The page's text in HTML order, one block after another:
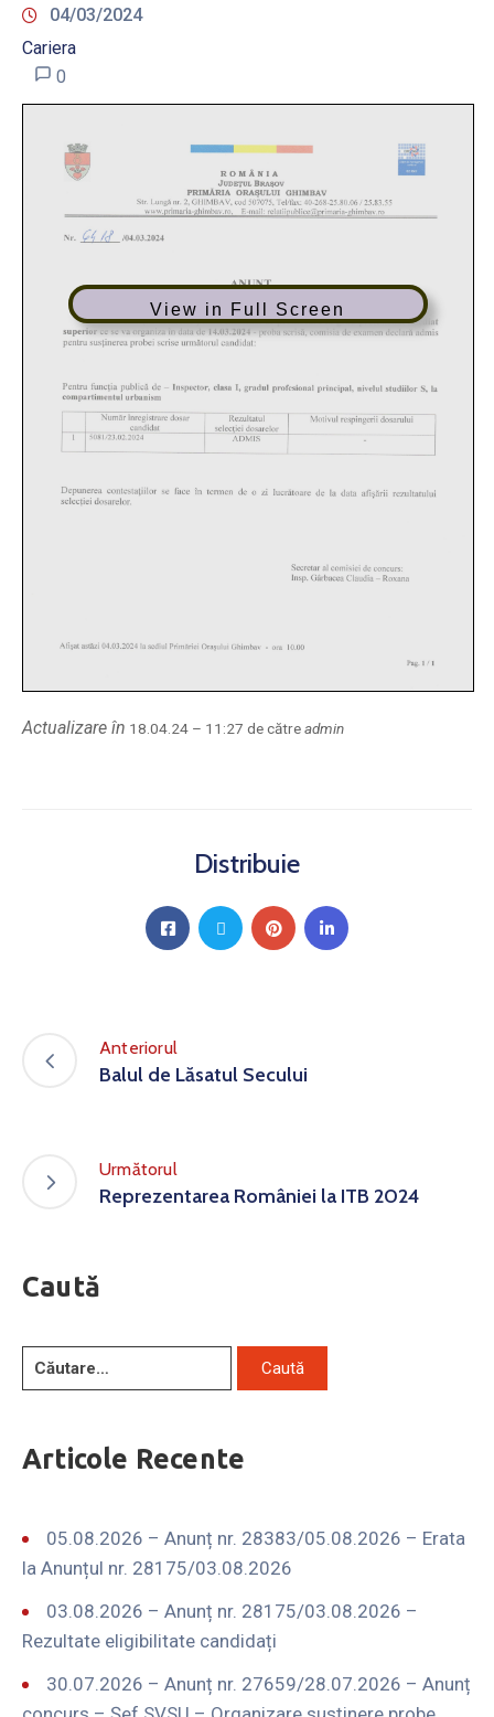
04/03/2024
Cariera
0
View in Full Screen
Actualizare în 18.04.24 – 11:27 de cătreadmin
Distribuie
Anteriorul
Balul de Lăsatul Secului
Următorul
Reprezentarea României la ITB 2024
Caută
Articole Recente
05.08.2026 – Anunț nr. 28383/05.08.2026 – Erata
la Anunțul nr. 28175/03.08.2026
03.08.2026 – Anunț nr. 28175/03.08.2026 –
Rezultate eligibilitate candidați
30.07.2026 – Anunț nr. 27659/28.07.2026 – Anunț